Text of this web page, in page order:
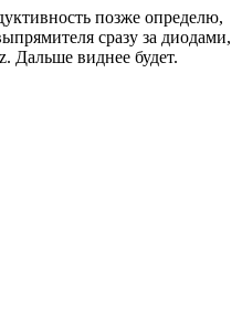
позже определю,
сразу за диодами,
Дальше виднее будет.